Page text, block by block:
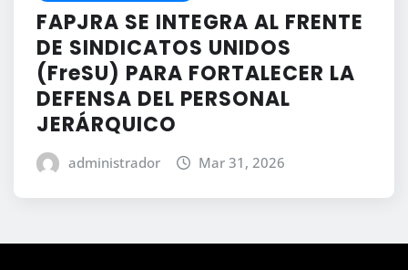
FAPJRA SE INTEGRA AL FRENTE
DE SINDICATOS UNIDOS
(FreSU) PARA FORTALECER LA
DEFENSA DEL PERSONAL
JERÁRQUICO
administrador Mar 31, 2026